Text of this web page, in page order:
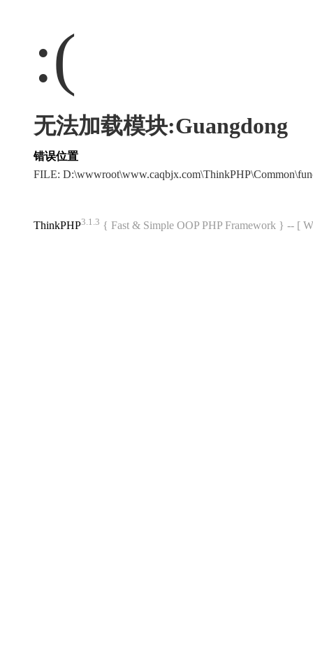
:(
无法加载模块:Guangdong
错误位置
FILE:
ThinkPHP3.1.3 { Fast & Simple OOP PHP Framework } -- [